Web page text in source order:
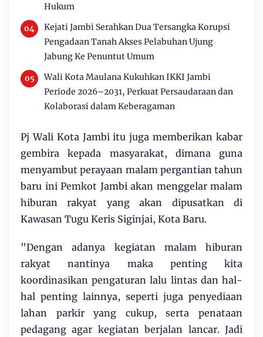
Hukum
Kejati Jambi Serahkan Dua Tersangka Korupsi
Pengadaan Tanah Akses Pelabuhan Ujung
Jabung Ke Penuntut Umum
Wali Kota Maulana Kukuhkan IKKI Jambi
Periode 2026–2031, Perkuat Persaudaraan dan
Kolaborasi dalam Keberagaman
Pj Wali Kota Jambi itu juga memberikan kabar
gembira kepada masyarakat, dimana guna
menyambut perayaan malam pergantian tahun
baru ini Pemkot Jambi akan menggelar malam
hiburan rakyat yang akan dipusatkan di
Kawasan Tugu Keris Siginjai, Kota Baru.
"Dengan adanya kegiatan malam hiburan
rakyat nantinya maka penting kita
koordinasikan pengaturan lalu lintas dan hal-
hal penting lainnya, seperti juga penyediaan
lahan parkir yang cukup, serta penataan
pedagang agar kegiatan berjalan lancar. Jadi